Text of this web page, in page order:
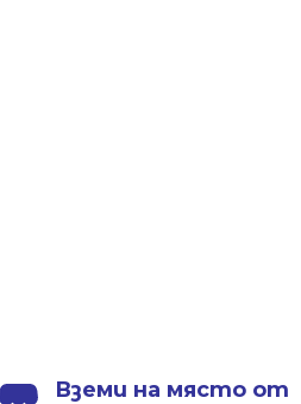
Вземи на място от